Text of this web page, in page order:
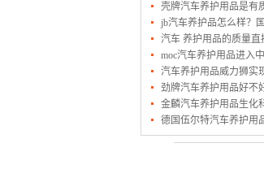
壳牌汽车养护用品是有
jb汽车养护品怎么样？
汽车 养护用品的质量
moc汽车养护用品进入
汽车养护用品威力狮实
劲牌汽车养护用品好不
金麟汽车养护用品生化
德国伍尔特汽车养护用